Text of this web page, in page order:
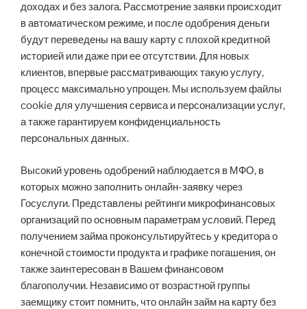
доходах и без залога. Рассмотрение заявки происходит
в автоматическом режиме, и после одобрения деньги
будут переведены на вашу карту с плохой кредитной
историей или даже при ее отсутствии. Для новых
клиентов, впервые рассматривающих такую услугу,
процесс максимально упрощен. Мы используем файлы
cookie для улучшения сервиса и персонализации услуг,
а также гарантируем конфиденциальность
персональных данных.
Высокий уровень одобрений наблюдается в МФО, в
которых можно заполнить онлайн-заявку через
Госуслуги. Представлены рейтинги микрофинансовых
организаций по основным параметрам условий. Перед
получением займа проконсультируйтесь у кредитора о
конечной стоимости продукта и графике погашения, он
также заинтересован в Вашем финансовом
благополучии. Независимо от возрастной группы
заемщику стоит помнить, что онлайн займ на карту без